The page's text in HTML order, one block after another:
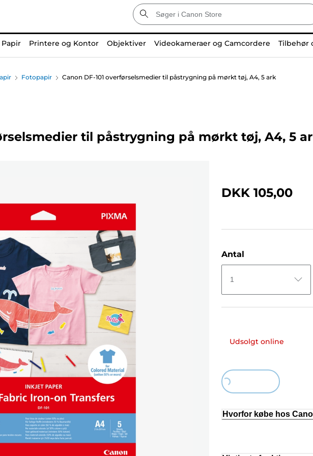
Printere og Kontor Objektiver Videokameraer og Camcordere Tilbehør
Fotopapir Canon DF-101 overførselsmedier til påstrygning på mørkt tøj, A4, 5 ark
til påstrygning på mørkt tøj, A4, 5
DKK 105,00
Antal
1
Udsolgt online
Loading...
Hvorfor købe hos